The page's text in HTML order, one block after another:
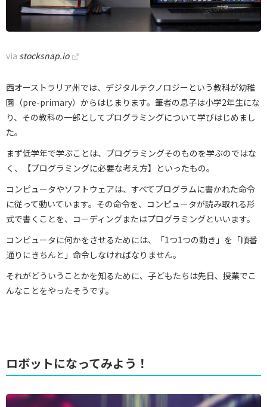
via stocksnap.io
西オーストラリア州では、デジタルテクノロジーという教科が幼稚
園（pre-primary）からはじまります。筆者の息子は小学2年生にな
り、その教科の一部としてプログラミングについて学びはじめまし
た。
まず低学年で学ぶことは、プログラミングそのものを学ぶのではな
く、【プログラミングに必要な考え方】といったもの。
コンピュータやソフトウェアは、すべてプログラムに書かれた命令
に従って動いています。その命令を、コンピュータが読み取れる形
式で書くことを、コーディングまたはプログラミングといいます。
コンピュータに何かをさせるためには、「1つ1つの動き」を「順番
通りにきちんと」命令しなければなりません。
それがどういうことかを知るために、子どもたちは先日、授業でこ
んなことをやったそうです。
ロボットになってみよう！